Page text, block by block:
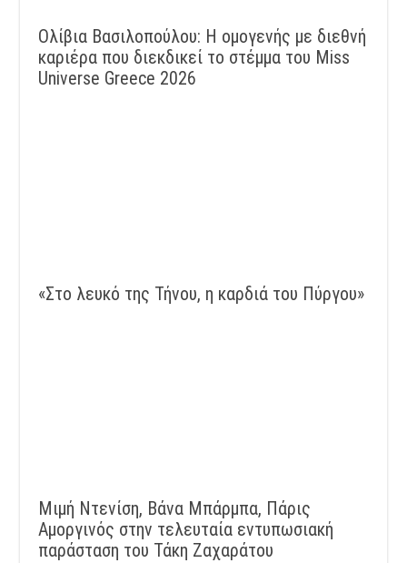
Ολίβια Βασιλοπούλου: Η ομογενής με διεθνή
καριέρα που διεκδικεί το στέμμα του Miss
Universe Greece 2026
«Στο λευκό της Τήνου, η καρδιά του Πύργου»
Μιμή Ντενίση, Βάνα Μπάρμπα, Πάρις
Αμοργινός στην τελευταία εντυπωσιακή
παράσταση του Τάκη Ζαχαράτου